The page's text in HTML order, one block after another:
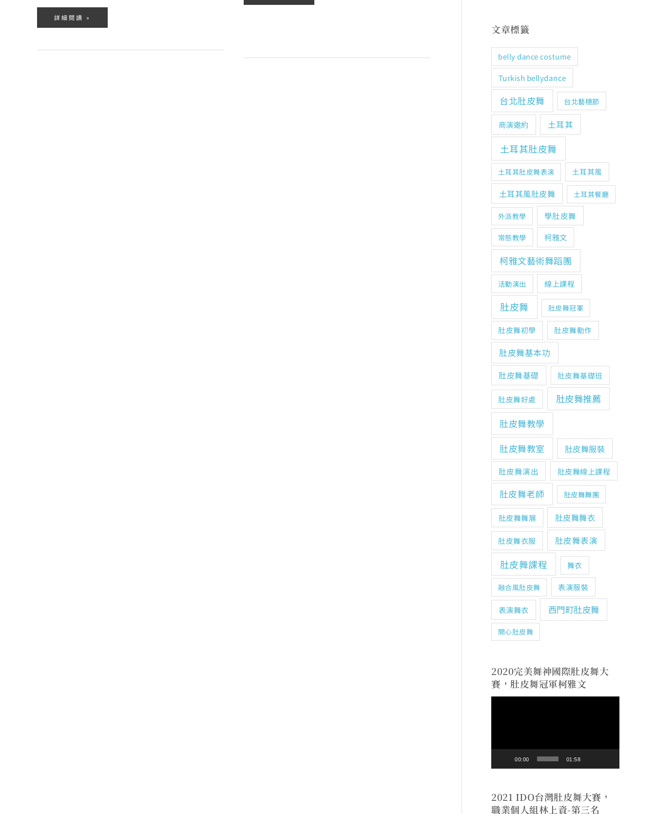
詳細閱讀 »
文章標籤
belly dance costume
Turkish bellydance
台北肚皮舞 台北藝穗節
商演邀約 土耳其
土耳其肚皮舞
土耳其肚皮舞表演 土耳其風
土耳其風肚皮舞 土耳其餐廳
外派教學 學肚皮舞
常態教學 柯雅文
柯雅文藝術舞蹈團
活動演出 線上課程
肚皮舞 肚皮舞冠軍
肚皮舞初學 肚皮舞動作
肚皮舞基本功
肚皮舞基礎 肚皮舞基礎班
肚皮舞好處
肚皮舞推薦
肚皮舞教學
肚皮舞教室
肚皮舞服裝
肚皮舞演出 肚皮舞線上課程
肚皮舞老師 肚皮舞舞團
肚皮舞舞展 肚皮舞舞衣
肚皮舞衣服 肚皮舞表演
肚皮舞課程 舞衣
融合風肚皮舞 表演服裝
表演舞衣 西門町肚皮舞
開心肚皮舞
2020完美舞神國際肚皮舞大
賽，肚皮舞冠軍柯雅文
放
器
00:00 01:58
2021 IDO台灣肚皮舞大賽，
職業個人組林上資-第三名